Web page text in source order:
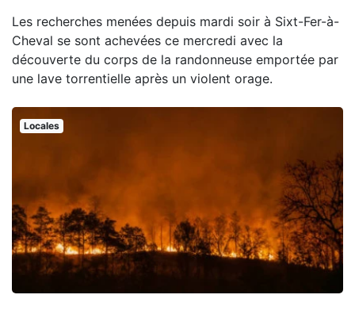
Les recherches menées depuis mardi soir à Sixt-Fer-à-
Cheval se sont achevées ce mercredi avec la
découverte du corps de la randonneuse emportée par
une lave torrentielle après un violent orage.
Locales